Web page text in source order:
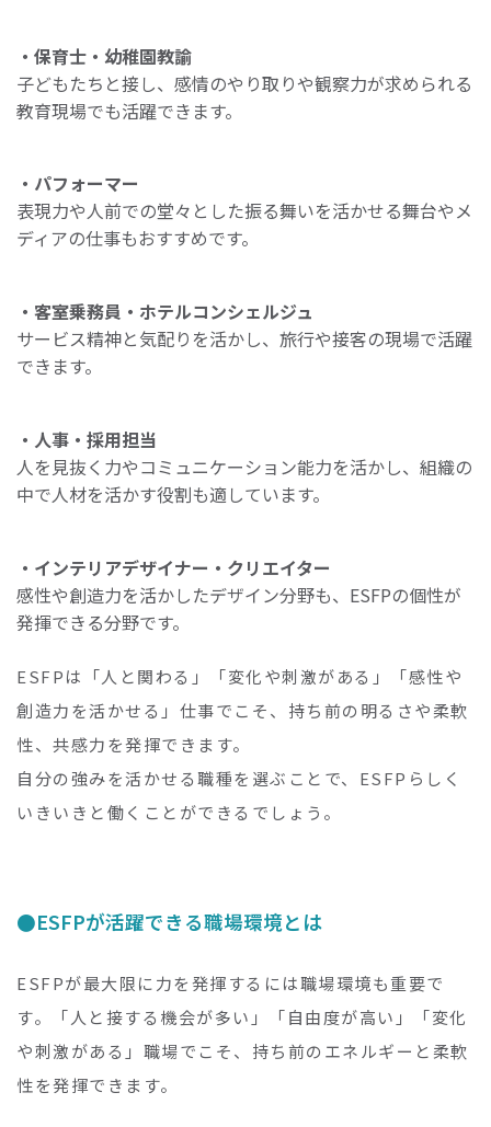
・保育士・幼稚園教諭
子どもたちと接し、感情のやり取りや観察力が求められる
教育現場でも活躍できます。
・パフォーマー
表現力や人前での堂々とした振る舞いを活かせる舞台やメ
ディアの仕事もおすすめです。
・客室乗務員・ホテルコンシェルジュ
サービス精神と気配りを活かし、旅行や接客の現場で活躍
できます。
・人事・採用担当
人を見抜く力やコミュニケーション能力を活かし、組織の
中で人材を活かす役割も適しています。
・インテリアデザイナー・クリエイター
感性や創造力を活かしたデザイン分野も、ESFPの個性が
発揮できる分野です。
ESFPは「人と関わる」「変化や刺激がある」「感性や
創造力を活かせる」仕事でこそ、持ち前の明るさや柔軟
性、共感力を発揮できます。
自分の強みを活かせる職種を選ぶことで、ESFPらしく
いきいきと働くことができるでしょう。
ESFPが活躍できる職場環境とは
ESFPが最大限に力を発揮するには職場環境も重要で
す。「人と接する機会が多い」「自由度が高い」「変化
や刺激がある」職場でこそ、持ち前のエネルギーと柔軟
性を発揮できます。